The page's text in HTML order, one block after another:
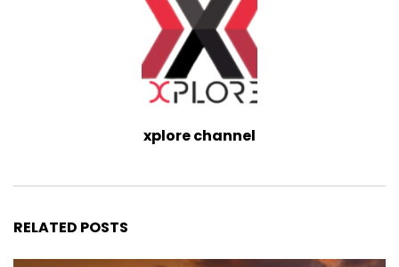
xplore channel
RELATED POSTS